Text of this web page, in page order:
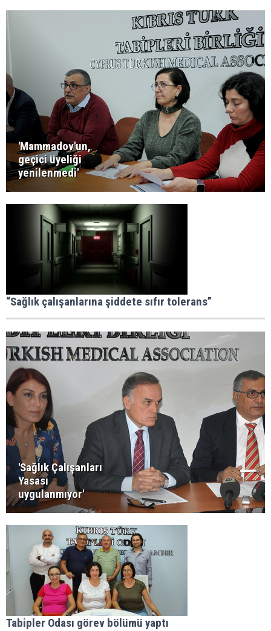
'Mammadov'un,
geçici üyeliği
yenilenmedi'
“Sağlık çalışanlarına şiddete sıfır tolerans”
'Sağlık Çalışanları
Yasası
uygulanmıyor'
Tabipler Odası görev bölümü yaptı